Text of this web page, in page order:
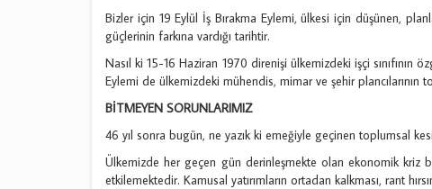
Bizler için 19 Eylül İş Bırakma Eylemi, ülkesi için düşünen,
güçlerinin farkına vardığı tarihtir.
Nasıl ki 15-16 Haziran 1970 direnişi ülkemizdeki işçi sınıfının
Eylemi de ülkemizdeki mühendis, mimar ve şehir plancılarının
BİTMEYEN SORUNLARIMIZ
46 yıl sonra bugün, ne yazık ki emeğiyle geçinen toplumsal
Ülkemizde her geçen gün derinleşmekte olan ekonomik kriz
etkilemektedir. Kamusal yatırımların ortadan kalkması, rant